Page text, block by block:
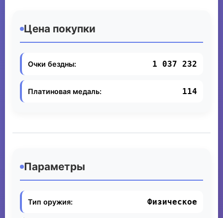
Цена покупки
Очки бездны: 1 037 232
Платиновая медаль: 114
Параметры
Тип оружия: Физическое